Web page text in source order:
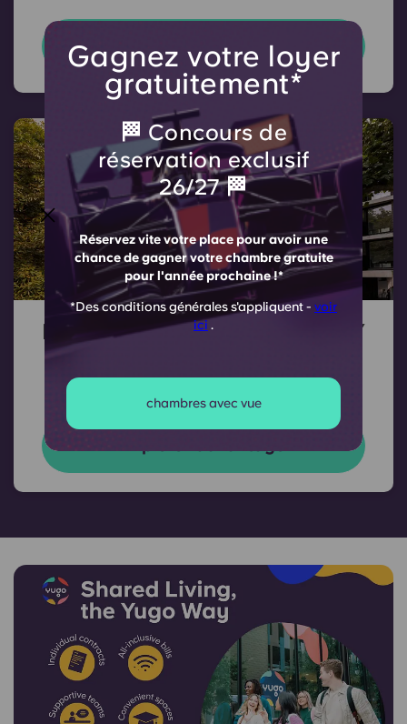
Gagnez votre loyer
gratuitement*
🏁 Concours de
réservation exclusif
26/27 🏁
Réservez vite votre place pour avoir une
chance de gagner votre chambre gratuite
pour l'année prochaine !*
*Des conditions générales s'appliquent - voir
ici.
chambres avec vue
Explorez davantage
Element Bermondsey , SE1 3AY